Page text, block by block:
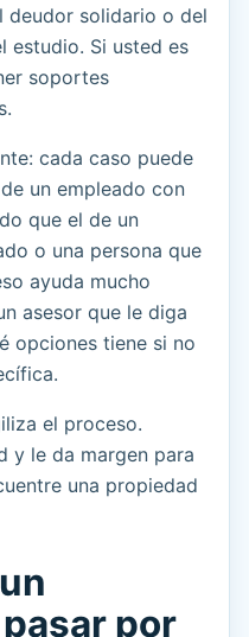
deudor solidario o del
estudio. Si usted es
soportes
cada caso puede
un empleado con
que el de un
o una persona que
ayuda mucho
asesor que le diga
opciones tiene si no
el proceso.
y le da margen para
una propiedad
por